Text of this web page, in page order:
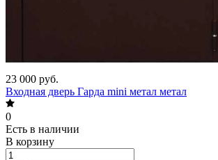
23 000 руб.
Входная дверь Гарда mini метал метал
0
Есть в наличии
В корзину